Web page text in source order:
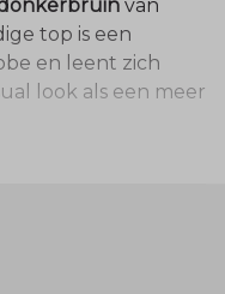
van
top is een
en leent zich
look als een meer
met
uit de nieuwe